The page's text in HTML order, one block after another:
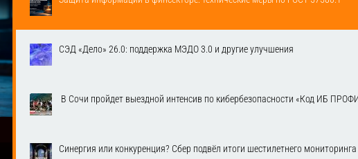
СЭД «Дело» 26.0: поддержка МЭДО 3.0 и другие улучшения
В Сочи пройдет выездной интенсив по кибербезопасности «Код ИБ
Синергия или конкуренция? Сбер подвёл итоги шестилетнего